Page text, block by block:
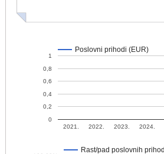
Poslovni prihodi (EUR)
2021. 2022. 2023. 2024.
0
0,2
0,4
0,6
0,8
1
Rast/pad poslovnih